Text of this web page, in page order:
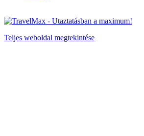
Teljes weboldal megtekintése